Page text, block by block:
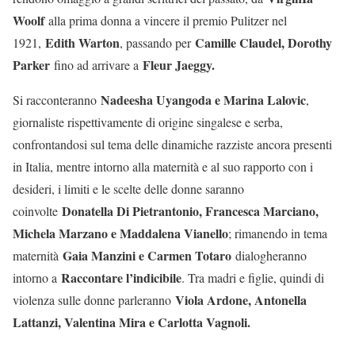
Woolfalla prima donna a vincere il premio Pulitzer nel
1921, Edith Warton, passando perCamille Claudel, Dorothy
Parker fino ad arrivare a Fleur Jaeggy.
Si racconteranno Nadeesha Uyangoda e Marina Lalovic,
giornaliste rispettivamente di origine singalese e serba,
confrontandosi sul tema delle dinamiche razziste ancora presenti
in Italia, mentre intorno alla maternità e al suo rapporto con i
desideri, i limiti e le scelte delle donne saranno
coinvolte Donatella Di Pietrantonio, Francesca Marciano,
Michela Marzano e Maddalena Vianello; rimanendo in tema
maternità Gaia Manzini e Carmen Totaro dialogheranno
intorno a Raccontare l’indicibile. Tra madri e figlie, quindi di
violenza sulle donne parleranno Viola Ardone, Antonella
Lattanzi, Valentina Mira e Carlotta Vagnoli.